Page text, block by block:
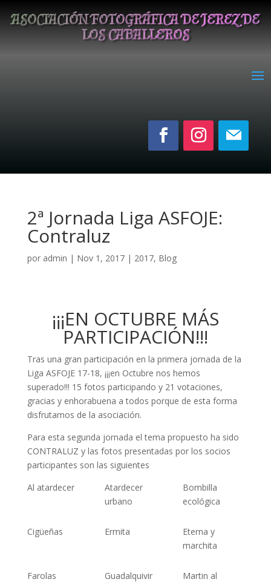
ASOCIACIÓN FOTOGRÁFICA DE JEREZ DE
LOS CABALLEROS
2ª Jornada Liga ASFOJE:
Contraluz
por admin | Nov 1, 2017| 2017, Blog
¡¡¡EN OCTUBRE MÁS
PARTICIPACIÓN!!!
Tras una gran participación en la primera jornada de la
Liga ASFOJE 17-18, ¡¡¡en Octubre nos hemos
superado!!! 15 fotos participando y 21 votaciones,
gracias y enhorabuena a todos porque de esta forma
disfrutamos de la asociación.
Para esta segunda jornada el tema propuesto ha sido
CONTRALUZ y las fotos presentadas por los socios
participantes son las siguientes
Al atardecer
Atardecer
urbano
Bombilla
ecológica
Cigüeñas Ermita
Eterna y
marchita
Farolas Guadalquivir
Martin al